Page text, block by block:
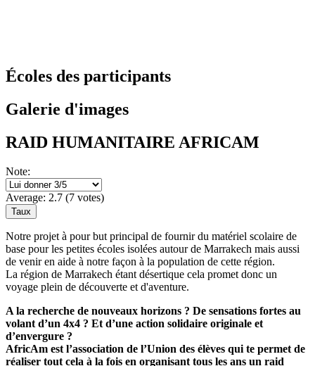
Écoles des participants
Galerie d'images
RAID HUMANITAIRE AFRICAM
Note:
Average: 2.7 (7 votes)
Notre projet à pour but principal de fournir du matériel scolaire de
base pour les petites écoles isolées autour de Marrakech mais aussi
de venir en aide à notre façon à la population de cette région.
La région de Marrakech étant désertique cela promet donc un
voyage plein de découverte et d'aventure.
A la recherche de nouveaux horizons ? De sensations fortes au
volant d’un 4x4 ? Et d’une action solidaire originale et
d’envergure ?
AfricAm est l’association de l’Union des élèves qui te permet de
réaliser tout cela à la fois en organisant tous les ans un raid